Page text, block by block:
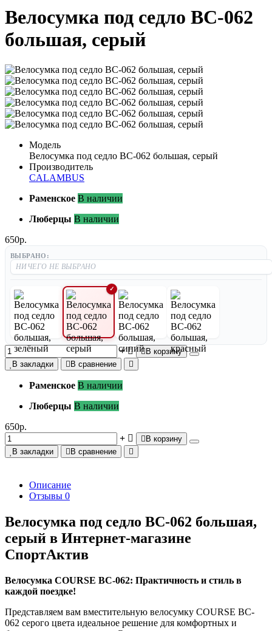
Велосумка под седло BC-062
большая, серый
Модель
Велосумка под седло BC-062 большая, серый
Производитель
CALAMBUS
Раменское В наличии
Люберцы В наличии
650р.
ВЫБРАНО:
В корзину
В закладки
В сравнение
Раменское В наличии
Люберцы В наличии
650р.
В корзину
В закладки
В сравнение
Описание
Отзывы 0
Велосумка под седло BC-062 большая,
серый в Интернет-магазине
СпортАктив
Велосумка COURSE BC-062: Практичность и стиль в
каждой поездке!
Представляем вам вместительную велосумку COURSE BC-
062 серого цвета идеальное решение для комфортных и